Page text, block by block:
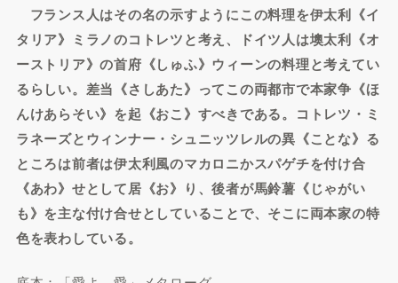
フランス人はその名の示すようにこの料理を伊太利《イ
タリア》ミラノのコトレツと考え、ドイツ人は墺太利《オ
ーストリア》の首府《しゅふ》ウィーンの料理と考えてい
るらしい。差当《さしあた》ってこの両都市で本家争《ほ
んけあらそい》を起《おこ》すべきである。コトレツ・ミ
ラネーズとウィンナー・シュニッツレルの異《ことな》る
ところは前者は伊太利風のマカロニかスパゲチを付け合
《あわ》せとして居《お》り、後者が馬鈴薯《じゃがい
も》を主な付け合せとしていることで、そこに両本家の特
色を表わしている。